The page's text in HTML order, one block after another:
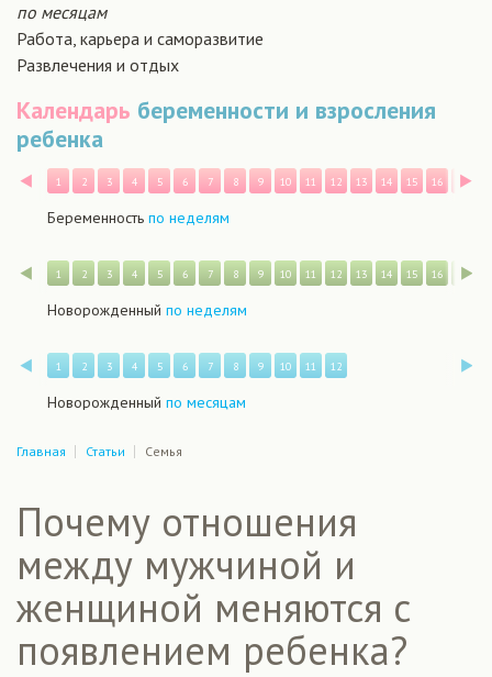
по месяцам
Работа, карьера и саморазвитие
Развлечения и отдых
Календарь беременности и взросления
ребенка
Назад
1 2 3 4 5 6 7 8 9 10 11 12 13 14 15 16 17
Беременность по неделям
Назад
1 2 3 4 5 6 7 8 9 10 11 12 13 14 15 16 17
Новорожденный по неделям
Назад
1 2 3 4 5 6 7 8 9 10 11 12
Новорожденный по месяцам
Главная Статьи Семья
Почему отношения
между мужчиной и
женщиной меняются с
появлением ребенка?